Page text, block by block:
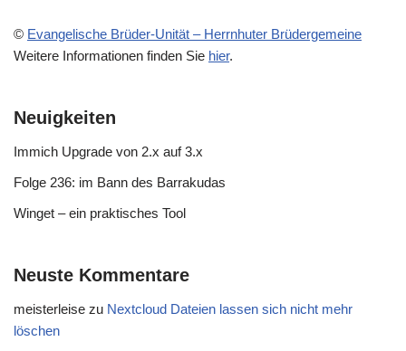
© Evangelische Brüder-Unität – Herrnhuter Brüdergemeine
Weitere Informationen finden Sie hier.
Neuigkeiten
Immich Upgrade von 2.x auf 3.x
Folge 236: im Bann des Barrakudas
Winget – ein praktisches Tool
Neuste Kommentare
meisterleise zu Nextcloud Dateien lassen sich nicht mehr
löschen